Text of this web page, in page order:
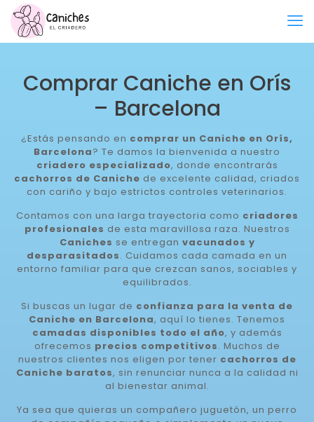
Comprar Caniche en Orís
– Barcelona
¿Estás pensando en comprar un Caniche en Orís,
Barcelona? Te damos la bienvenida a nuestro
criadero especializado, donde encontrarás
cachorros de Caniche de excelente calidad, criados
con cariño y bajo estrictos controles veterinarios.
Contamos con una larga trayectoria como criadores
profesionales de esta maravillosa raza. Nuestros
Caniches se entregan vacunados y
desparasitados. Cuidamos cada camada en un
entorno familiar para que crezcan sanos, sociables y
equilibrados.
Si buscas un lugar de confianza para la venta de
Caniche en Barcelona, aquí lo tienes. Tenemos
camadas disponibles todo el año, y además
ofrecemos precios competitivos. Muchos de
nuestros clientes nos eligen por tener cachorros de
Caniche baratos, sin renunciar nunca a la calidad ni
al bienestar animal.
Ya sea que quieras un compañero juguetón, un perro